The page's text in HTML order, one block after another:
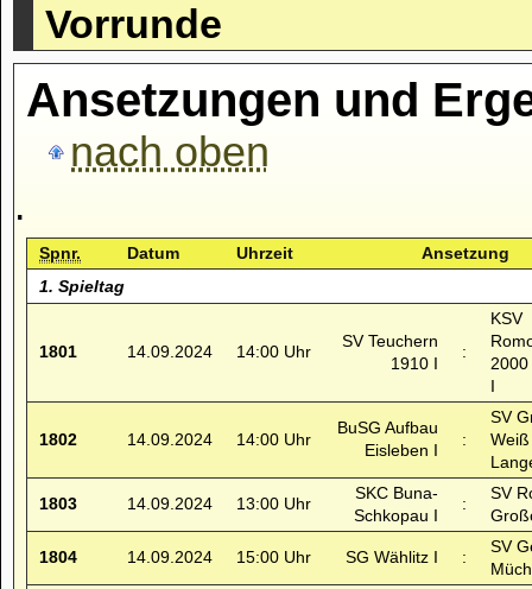
Vorrunde
Ansetzungen und
nach oben
.
Spnr. Datum Uhrzeit
Ansetzung
1. Spieltag
1801 14.09.2024 14:00 Uhr
SV Teuchern
1910 I
:
KSV
2000
I
1802 14.09.2024 14:00 Uhr
BuSG Aufbau
Eisleben I
:
SV
Weiß
1803 14.09.2024 13:00 Uhr
SKC Buna-
Schkopau I
:
SV
1804 14.09.2024 15:00 Uhr SG Wählitz I :
SV